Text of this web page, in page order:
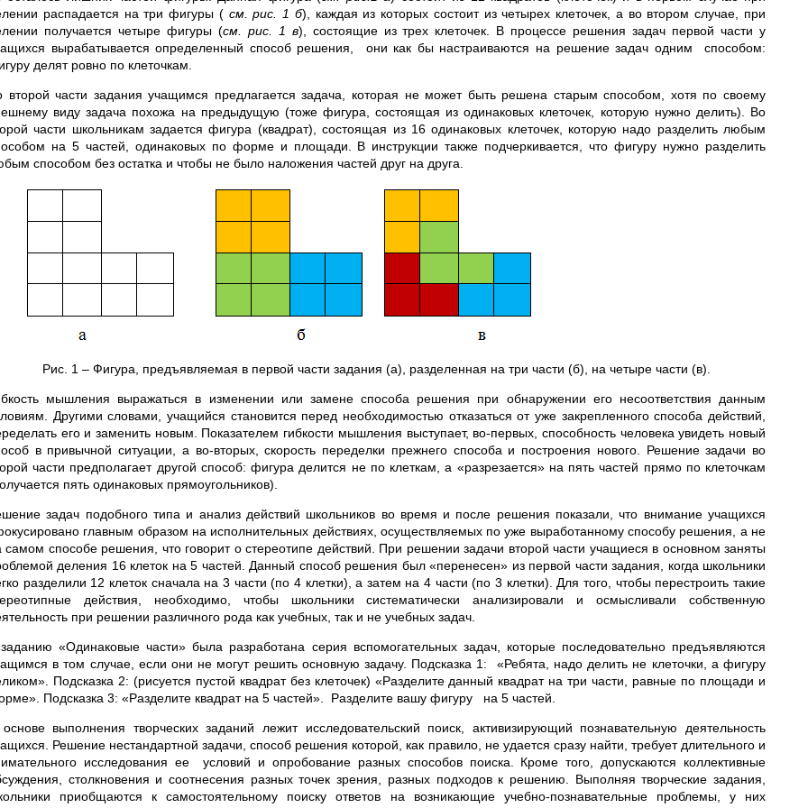
распадается на три фигуры ( см. рис. 1 б), каждая из которых состоит из четырех клеточек, а во втором случае, при
получается четыре фигуры (см. рис. 1 в), состоящие из трех клеточек. В процессе решения задач первой части у
вырабатывается определенный способ решения, они как бы настраиваются на решение задач одним способом:
делят ровно по клеточкам.
второй части задания учащимся предлагается задача, которая не может быть решена старым способом, хотя по своему
виду задача похожа на предыдущую (тоже фигура, состоящая из одинаковых клеточек, которую нужно делить). Во
части школьникам задается фигура (квадрат), состоящая из 16 одинаковых клеточек, которую надо разделить любым
на 5 частей, одинаковых по форме и площади. В инструкции также подчеркивается, что фигуру нужно разделить
способом без остатка и чтобы не было наложения частей друг на друга.
Рис. 1 – Фигура, предъявляемая в первой части задания (а), разделенная на три части (б), на четыре части (в).
мышления выражаться в изменении или замене способа решения при обнаружении его несоответствия данным
Другими словами, учащийся становится перед необходимостью отказаться от уже закрепленного способа действий,
его и заменить новым. Показателем гибкости мышления выступает, во-первых, способность человека увидеть новый
в привычной ситуации, а во-вторых, скорость переделки прежнего способа и построения нового. Решение задачи во
части предполагает другой способ: фигура делится не по клеткам, а «разрезается» на пять частей прямо по клеточкам
пять одинаковых прямоугольников).
задач подобного типа и анализ действий школьников во время и после решения показали, что внимание учащихся
главным образом на исполнительных действиях, осуществляемых по уже выработанному способу решения, а не
самом способе решения, что говорит о стереотипе действий. При решении задачи второй части учащиеся в основном заняты
деления 16 клеток на 5 частей. Данный способ решения был «перенесен» из первой части задания, когда школьники
разделили 12 клеток сначала на 3 части (по 4 клетки), а затем на 4 части (по 3 клетки). Для того, чтобы перестроить такие
действия, необходимо, чтобы школьники систематически анализировали и осмысливали собственную
при решении различного рода как учебных, так и не учебных задач.
«Одинаковые части» была разработана серия вспомогательных задач, которые последовательно предъявляются
в том случае, если они не могут решить основную задачу. Подсказка 1: «Ребята, надо делить не клеточки, а фигуру
Подсказка 2: (рисуется пустой квадрат без клеточек) «Разделите данный квадрат на три части, равные по площади и
Подсказка 3: «Разделите квадрат на 5 частей». Разделите вашу фигуру на 5 частей.
выполнения творческих заданий лежит исследовательский поиск, активизирующий познавательную деятельность
Решение нестандартной задачи, способ решения которой, как правило, не удается сразу найти, требует длительного и
исследования ее условий и опробование разных способов поиска. Кроме того, допускаются коллективные
столкновения и соотнесения разных точек зрения, разных подходов к решению. Выполняя творческие задания,
приобщаются к самостоятельному поиску ответов на возникающие учебно-познавательные проблемы, у них